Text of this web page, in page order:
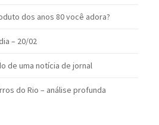
dos anos 80 você adora?
– 20/02
de uma notícia de jornal
do Rio – análise profunda